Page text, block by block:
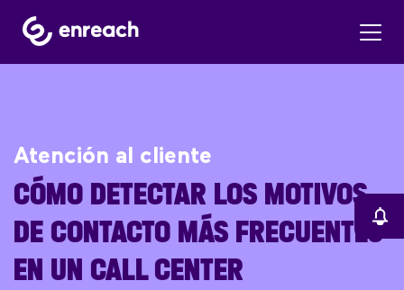
Atención al cliente
CÓMO DETECTAR LOS MOTIVOS
DE CONTACTO MÁS FRECUENTES
EN UN CALL CENTER